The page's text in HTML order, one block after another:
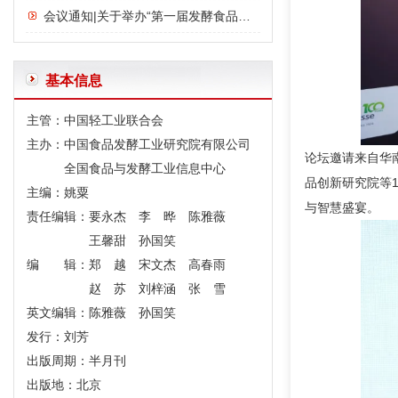
论坛邀请来自华
品创新研究院等
与智慧盛宴。
基本信息
主管：中国轻工业联合会
主办：中国食品发酵工业研究院有限公司
全国食品与发酵工业信息中心
主编：姚粟
责任编辑：要永杰 李 晔 陈雅薇
王馨甜 孙国笑
编 辑：郑 越 宋文杰 高春雨
赵 苏 刘梓涵 张 雪
英文编辑：陈雅薇 孙国笑
发行：刘芳
出版周期：半月刊
出版地：北京